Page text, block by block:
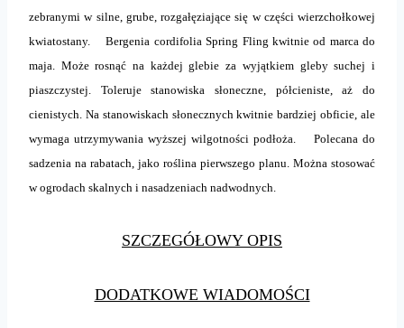
zebranymi w silne, grube, rozgałęziające się w części wierzchołkowej
kwiatostany.
Bergenia cordifolia Spring Fling kwitnie od marca do
maja. Może rosnąć na każdej glebie za wyjątkiem gleby suchej i
piaszczystej. Toleruje stanowiska słoneczne, półcieniste, aż do
cienistych. Na stanowiskach słonecznych kwitnie bardziej obficie, ale
wymaga utrzymywania wyższej wilgotności podłoża. Polecana do
sadzenia na rabatach, jako roślina pierwszego planu. Można stosować
w ogrodach skalnych i nasadzeniach nadwodnych.
SZCZEGÓŁOWY OPIS
DODATKOWE WIADOMOŚCI